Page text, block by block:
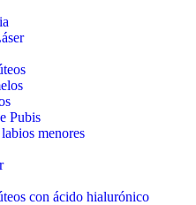
Pubis
menores
con ácido hialurónico